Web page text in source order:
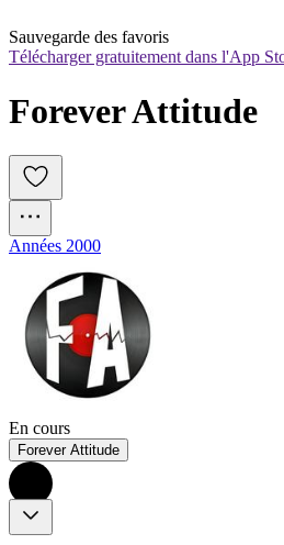
Sauvegarde des favoris
Télécharger gratuitement dans l'App
Forever Attitude
Années 2000
En cours
Forever Attitude